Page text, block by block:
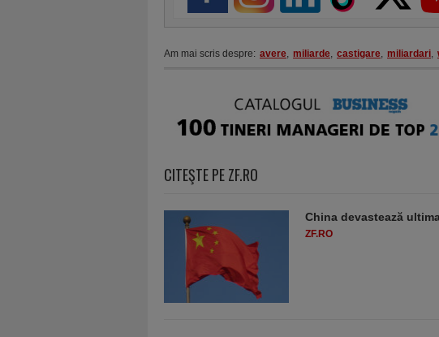
Am mai scris despre: avere, miliarde, castigare, miliardari,
CITEŞTE PE ZF.RO
China devastează
ZF.RO